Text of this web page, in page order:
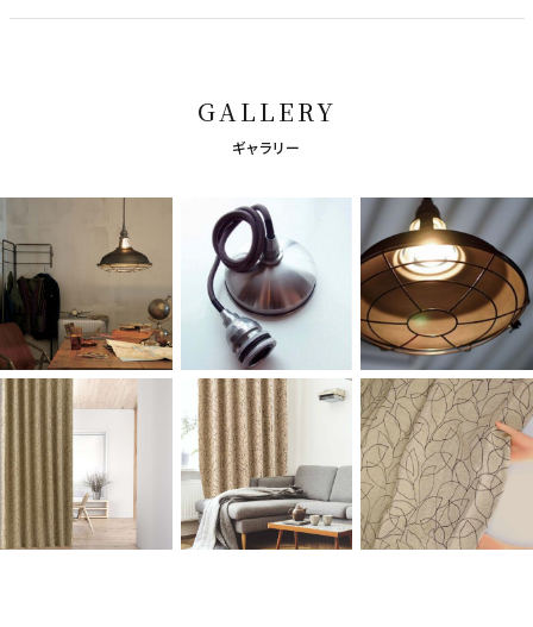
GALLERY
ギャラリー